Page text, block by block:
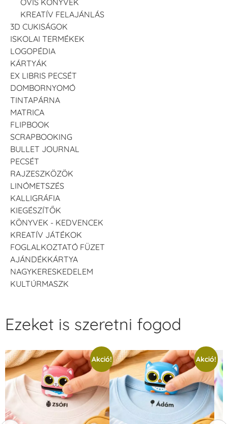
OVIS KÖNYVEK
KREATÍV FELAJÁNLÁS
3D CUKISÁGOK
ISKOLAI TERMÉKEK
LOGOPÉDIA
KÁRTYÁK
EX LIBRIS PECSÉT
DOMBORNYOMÓ
TINTAPÁRNA
MATRICA
FLIPBOOK
SCRAPBOOKING
BULLET JOURNAL
PECSÉT
RAJZESZKÖZÖK
LINÓMETSZÉS
KALLIGRÁFIA
KIEGÉSZÍTŐK
KÖNYVEK - KEDVENCEK
KREATÍV JÁTÉKOK
FOGLALKOZTATÓ FÜZET
AJÁNDÉKKÁRTYA
NAGYKERESKEDELEM
KULTÚRMASZK
Ezeket is szeretni fogod
Akció! Akció!